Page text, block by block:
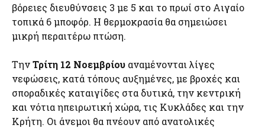
βόρειες διευθύνσεις 3 με 5 και το πρωί στο Αιγαίο
τοπικά 6 μποφόρ. Η θερμοκρασία θα σημειώσει
μικρή περαιτέρω πτώση.
ΤηνΤρίτη 12 Νοεμβρίου αναμένονται λίγες
νεφώσεις, κατά τόπους αυξημένες, με βροχές και
σποραδικές καταιγίδες στα δυτικά, την κεντρική
και νότια ηπειρωτική χώρα, τις Κυκλάδες και την
Κρήτη. Οι άνεμοι θα πνέουν από ανατολικές